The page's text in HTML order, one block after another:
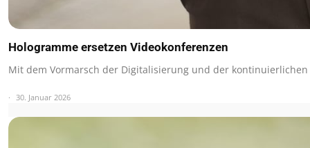
Hologramme ersetzen Videokonferenzen
Mit dem Vormarsch der Digitalisierung und der
30. Januar 2026